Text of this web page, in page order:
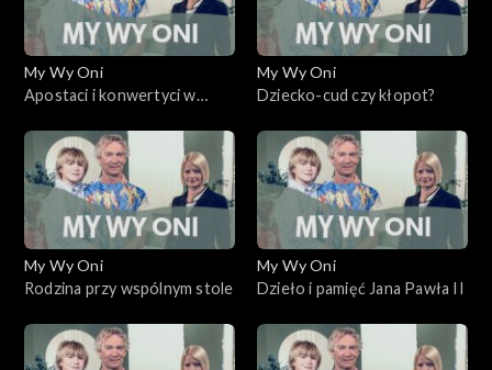
My Wy Oni
Apostaci i konwertyci w
My Wy Oni
Dziecko-cud czy kłopot?
My Wy Oni
Rodzina przy wspólnym stole
My Wy Oni
Dzieło i pamięć Jana Pawła II